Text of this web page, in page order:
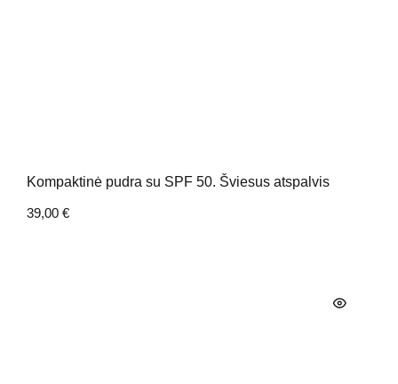
Kompaktinė pudra su SPF 50. Šviesus atspalvis
39,00 €